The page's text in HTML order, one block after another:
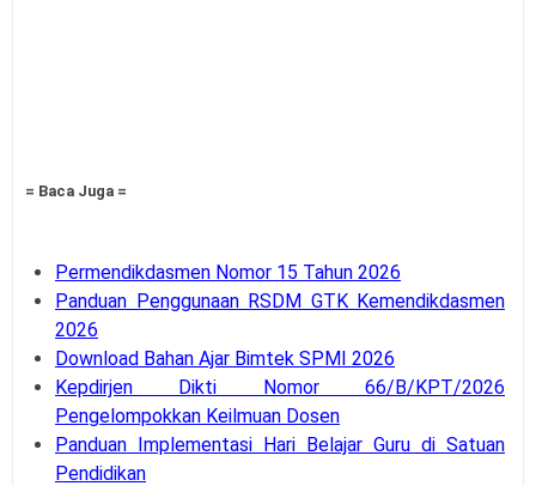
= Baca Juga =
Permendikdasmen Nomor 15 Tahun 2026
Panduan Penggunaan RSDM GTK Kemendikdasmen
2026
Download Bahan Ajar Bimtek SPMI 2026
Kepdirjen Dikti Nomor 66/B/KPT/2026
Pengelompokkan Keilmuan Dosen
Panduan Implementasi Hari Belajar Guru di Satuan
Pendidikan